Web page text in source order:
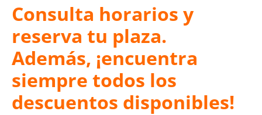
Consulta horarios y
reserva tu plaza.
Además, ¡encuentra
siempre todos los
descuentos disponibles!